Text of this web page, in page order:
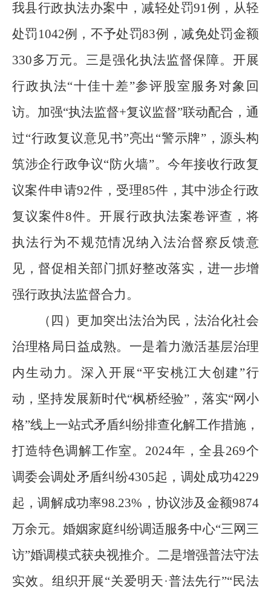
我县行政执法办案中，减轻处罚91例，从轻
处罚1042例，不予处罚83例，减免处罚金额
330多万元。三是强化执法监督保障。开展
行政执法“十佳十差”参评股室服务对象回
访。加强“执法监督+复议监督”联动配合，通
过“行政复议意见书”亮出 “警示牌” ，源头构
筑涉企行政争议“防火墙”。今年接收行政复
议案件申请92件，受理85件，其中涉企行政
复议案件8件。开展行政执法案卷评查，将
执法行为不规范情况纳入法治督察反馈意
见，督促相关部门抓好整改落实，进一步增
强行政执法监督合力。
（四）更加突出法治为民，法治化社会
治理格局日益成熟。 一是着力激活基层治理
内生动力。深入开展“平安桃江大创建”行
动，坚持发展新时代“枫桥经验”，落实“网小
格”线上一站式矛盾纠纷排查化解工作措施，
打造特色调解工作室。 2024年，全县269个
调委会调处矛盾纠纷4305起，调处成功4229
起，调解成功率98.23% ，协议涉及金额9874
万余元。婚姻家庭纠纷调适服务中心“三网三
访”婚调模式获央视推介。二是增强普法守法
实效。组织开展“关爱明天·普法先行”“民法